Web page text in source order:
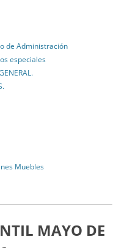
de Administración
especiales
Muebles
MAYO DE